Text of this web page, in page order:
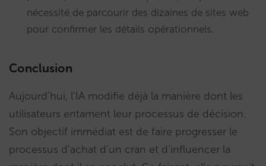
nécessité de parcourir des dizaines de sites web
pour confirmer les détails opérationnels.
Conclusion
Aujourd’hui, l’IA modifie déjà la manière dont les
utilisateurs entament leur processus de décision.
Son objectif immédiat est de faire progresser le
processus d’achat d’un cran et d’influencer la